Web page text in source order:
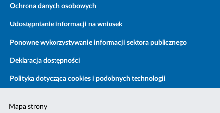
Ochrona danych osobowych
Udostępnianie informacji na wniosek
Ponowne wykorzystywanie informacji sektora publicznego
Deklaracja dostępności
Polityka dotycząca cookies i podobnych technologii
Mapa strony